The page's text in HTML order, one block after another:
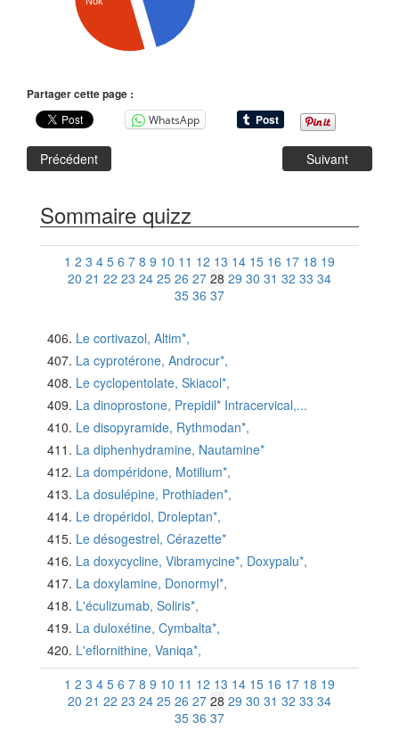
Partager cette page :
WhatsApp
Précédent Suivant
Sommaire quizz
1 2 3 4 5 6 7 8 9 10 11 12 13 14 15 16 17 18 19
20 21 22 23 24 25 26 27 28 29 30 31 32 33 34
35 36 37
Le cortivazol, Altim*,
La cyprotérone, Androcur*,
Le cyclopentolate, Skiacol*,
La dinoprostone, Prepidil* Intracervical,...
Le disopyramide, Rythmodan*,
La diphenhydramine, Nautamine*
La dompéridone, Motilium*,
La dosulépine, Prothiaden*,
Le dropéridol, Droleptan*,
Le désogestrel, Cérazette*
La doxycycline, Vibramycine*, Doxypalu*,
La doxylamine, Donormyl*,
L'éculizumab, Soliris*,
La duloxétine, Cymbalta*,
L'eflornithine, Vaniqa*,
1 2 3 4 5 6 7 8 9 10 11 12 13 14 15 16 17 18 19
20 21 22 23 24 25 26 27 28 29 30 31 32 33 34
35 36 37